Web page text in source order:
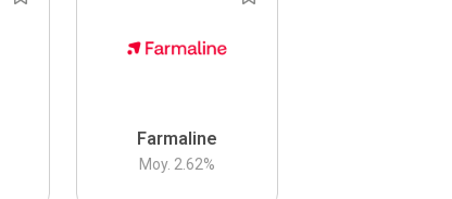
Farmaline
Moy. 2.62%